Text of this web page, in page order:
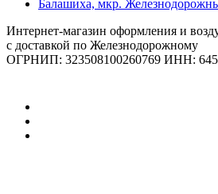
Балашиха, мкр.
Интернет-магазин оформления и
с доставкой по Железнодорожному
ОГРНИП: 323508100260769 ИНН: